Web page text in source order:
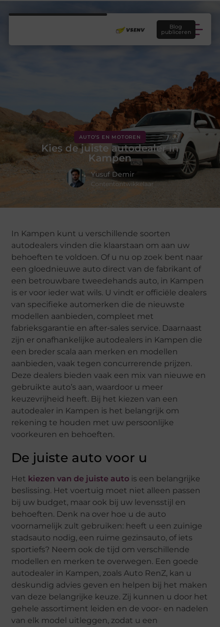
Blog
publiceren
AUTO’S EN MOTOREN
Kies de juiste autodealer in
Kampen
Yusuf Demir
Contentontwikkelaar
In Kampen kunt u verschillende soorten
autodealers vinden die klaarstaan om aan uw
behoeften te voldoen. Of u nu op zoek bent naar
een gloednieuwe auto direct van de fabrikant of
een betrouwbare tweedehands auto, in Kampen
is er voor ieder wat wils. U vindt er officiële dealers
van specifieke automerken die de nieuwste
modellen aanbieden, compleet met
fabrieksgarantie en after-sales service. Daarnaast
zijn er onafhankelijke autodealers in Kampen die
een breder scala aan merken en modellen
aanbieden, vaak tegen concurrerende prijzen.
Deze dealers bieden vaak een mix van nieuwe en
gebruikte auto’s aan, waardoor u meer
keuzevrijheid heeft. Bij het kiezen van een
autodealer in Kampen is het belangrijk om
rekening te houden met uw persoonlijke
voorkeuren en behoeften.
De juiste auto voor u
Het kiezen van de juiste auto is een belangrijke
beslissing. Het voertuig moet niet alleen passen
bij uw budget, maar ook bij uw levensstijl en
behoeften. Denk na over hoe u de auto
voornamelijk zult gebruiken: heeft u een zuinige
stadsauto nodig, een ruime gezinsauto, of iets
sportiefs? Neem ook de tijd om verschillende
modellen en merken te overwegen. Een goede
autodealer in Kampen, zoals Auto RenZ, kan u
deskundig advies geven en helpen bij het maken
van deze belangrijke keuze. Zij kunnen u door het
gehele assortiment leiden en de voor- en nadelen
van elk model uitleggen, zodat u een